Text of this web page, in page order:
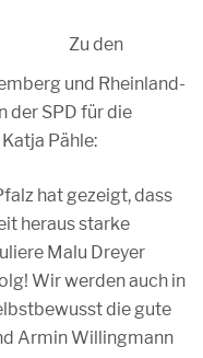
Zu den
und Rheinland-
der SPD für die
Pähle:
hat gezeigt, dass
heraus starke
Malu Dreyer
Wir werden auch in
die gute
Armin Willingmann